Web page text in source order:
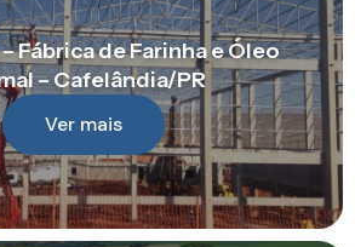
Fábrica de Farinha e Óleo
– Cafelândia/PR
Ver mais